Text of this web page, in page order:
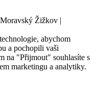
Žižkov |
abychom
a pochopili vaši
na "Přijmout" souhlasíte s
marketingu a analytiky.